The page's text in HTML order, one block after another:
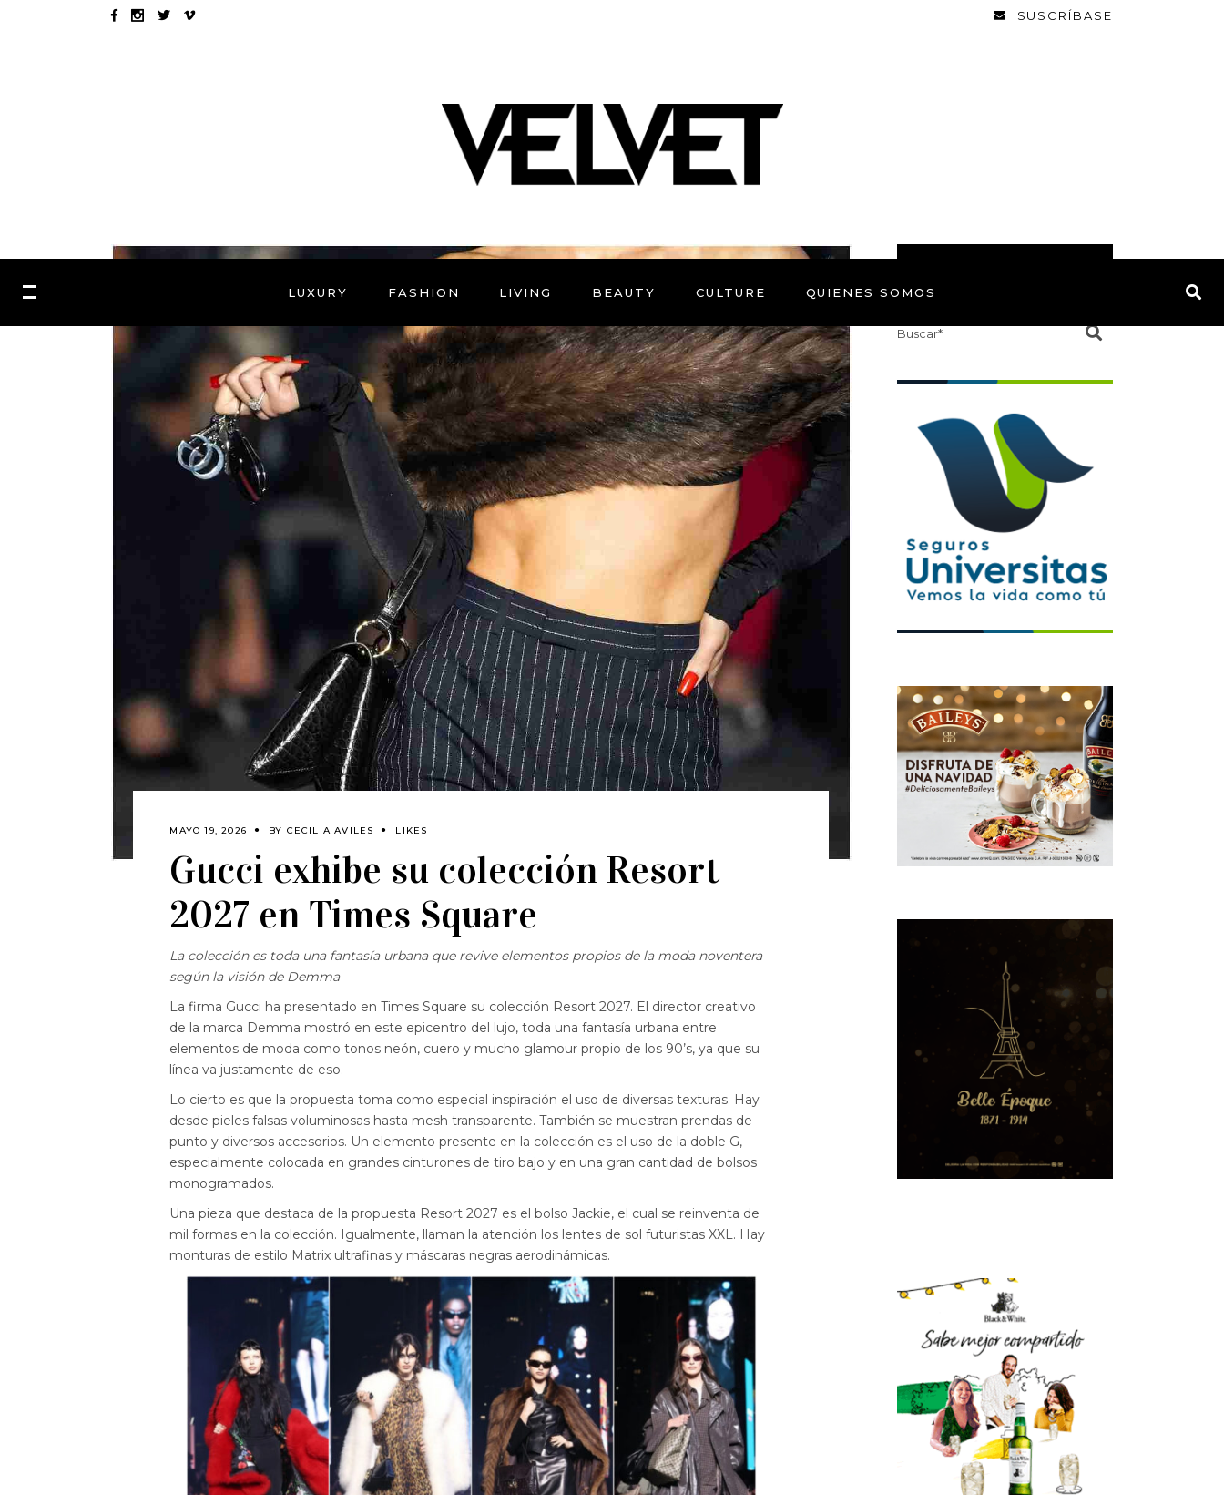
SUSCRÍBASE
LUXURY FASHION LIVING BEAUTY CULTURE QUIENES SOMOS
MAYO 19, 2026 BY CECILIA AVILES LIKES
Gucci exhibe su colección Resort
2027 en Times Square
La colección es toda una fantasía urbana que revive elementos propios de la moda noventera
según la visión de Demma
La firma Gucci ha presentado en Times Square su colección Resort 2027. El director creativo
de la marca Demma mostró en este epicentro del lujo, toda una fantasía urbana entre
elementos de moda como tonos neón, cuero y mucho glamour propio de los 90’s, ya que su
línea va justamente de eso.
Lo cierto es que la propuesta toma como especial inspiración el uso de diversas texturas. Hay
desde pieles falsas voluminosas hasta mesh transparente. También se muestran prendas de
punto y diversos accesorios. Un elemento presente en la colección es el uso de la doble G,
especialmente colocada en grandes cinturones de tiro bajo y en una gran cantidad de bolsos
monogramados.
Una pieza que destaca de la propuesta Resort 2027 es el bolso Jackie, el cual se reinventa de
mil formas en la colección. Igualmente, llaman la atención los lentes de sol futuristas XXL. Hay
monturas de estilo Matrix ultrafinas y máscaras negras aerodinámicas.
Search